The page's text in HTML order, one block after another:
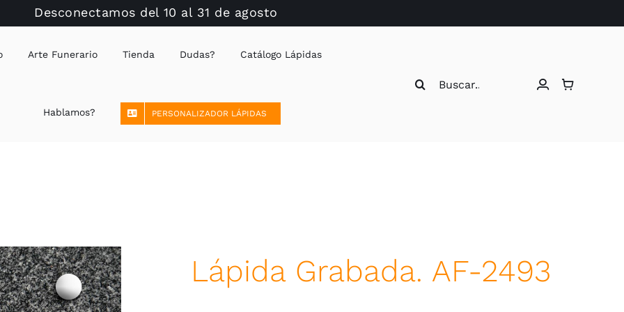
Desconectamos del 10 al 31 de agosto
Arte Funerario Tienda Dudas? Catálogo Lápidas
Hablamos? PERSONALIZADOR LÁPIDAS
Buscar:
Lápida Grabada. AF-2493